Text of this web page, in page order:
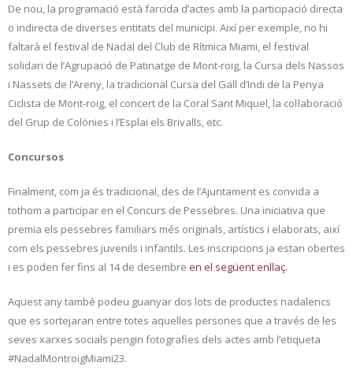
De nou, la programació està farcida d’actes amb la participació directa
o indirecta de diverses entitats del municipi. Així per exemple, no hi
faltarà el festival de Nadal del Club de Rítmica Miami, el festival
solidari de l’Agrupació de Patinatge de Mont-roig, la Cursa dels Nassos
i Nassets de l’Areny, la tradicional Cursa del Gall d’Indi de la Penya
Ciclista de Mont-roig, el concert de la Coral Sant Miquel, la col·laboració
del Grup de Colònies i l’Esplai els Brivalls, etc.
Concursos
Finalment, com ja és tradicional, des de l’Ajuntament es convida a
tothom a participar en el Concurs de Pessebres. Una iniciativa que
premia els pessebres familiars més originals, artístics i elaborats, així
com els pessebres juvenils i infantils. Les inscripcions ja estan obertes
i es poden fer fins al 14 de desembre en el següent enllaç.
Aquest any també podeu guanyar dos lots de productes nadalencs
que es sortejaran entre totes aquelles persones que a través de les
seves xarxes socials pengin fotografies dels actes amb l’etiqueta
#NadalMontroigMiami23.